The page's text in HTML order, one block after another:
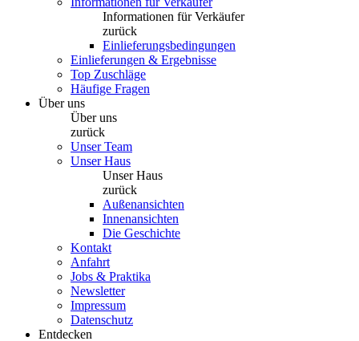
Informationen für Verkäufer
zurück
Einlieferungsbedingungen
Einlieferungen & Ergebnisse
Top Zuschläge
Häufige Fragen
Über uns
Über uns
zurück
Unser Team
Unser Haus
Unser Haus
zurück
Außenansichten
Innenansichten
Die Geschichte
Kontakt
Anfahrt
Jobs & Praktika
Newsletter
Impressum
Datenschutz
Entdecken